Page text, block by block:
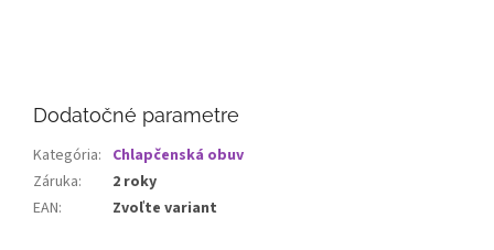
Dodatočné parametre
Kategória: Chlapčenská obuv
Záruka:
2 roky
EAN: Zvoľte variant